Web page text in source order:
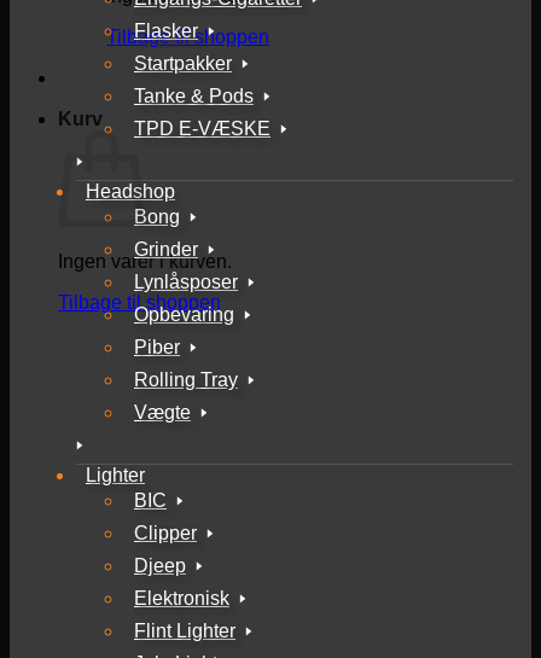
Tilbage til shoppen
Kurv
Ingen varer i kurven.
Tilbage til shoppen
Flasker
Startpakker
Tanke & Pods
TPD E-VÆSKE
Headshop
Bong
Grinder
Lynlåsposer
Opbevaring
Piber
Rolling Tray
Vægte
Lighter
BIC
Clipper
Djeep
Elektronisk
Flint Lighter